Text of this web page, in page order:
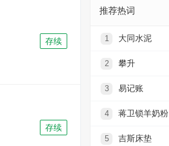
存续
存续
推荐热词
1 大同水泥
2 攀升
3 易记账
4 蒋卫锁羊奶粉
5 吉斯床垫